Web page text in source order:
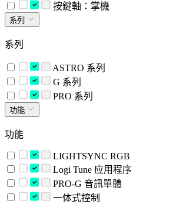
按鍵軸：掌機
系列
系列
ASTRO 系列
G 系列
PRO 系列
功能
功能
LIGHTSYNC RGB
Logi Tune 应用程序
PRO-G 音訊單體
一体式控制